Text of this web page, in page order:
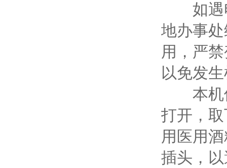
如遇电
地办事
用，严
以免发
本机使
打开，
用医用
插头，